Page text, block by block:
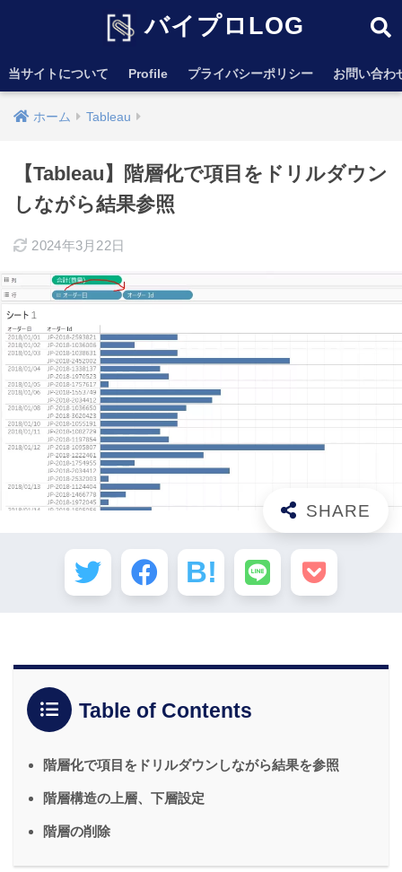
バイプロLOG
当サイトについて Profile プライバシーポリシー お問い合わ
ホーム Tableau
【Tableau】階層化で項目をドリルダウン
しながら結果参照
2024年3月22日
Table of Contents
階層化で項目をドリルダウンしながら結果を参照
階層構造の上層、下層設定
階層の削除